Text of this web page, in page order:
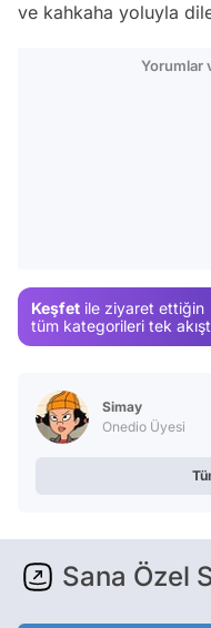
ve kahkaha yoluyla
Yorumlar
Keşfet ile ziyaret ettiğin
tüm kategorileri tek
Simay
Onedio Üyesi
Sana Özel